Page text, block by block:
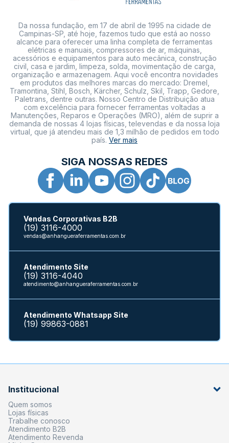
Da nossa fundação, em 17 de abril de 1995 na cidade de
Campinas-SP, até hoje, fazemos tudo que está ao nosso
alcance para oferecer uma linha completa de ferramentas
elétricas e manuais, compressores de ar, máquinas,
acessórios e equipamentos para auto mecânica, construção
civil, casa e jardim, limpeza, solda, movimentação de carga,
organização e armazenagem. Aqui você encontra novidades
em produtos das melhores marcas do mercado: Dremel,
Tramontina, Stihl, Bosch, Kärcher, Schulz, Skil, Trapp, Gedore,
Paletrans, dentre outras. Nosso Centro de Distribuição atua
com excelência para fornecer ferramentas voltadas a
Manutenções, Reparos e Operações (MRO), além de suprir a
demanda de nossas 4 lojas físicas, televendas e da nossa loja
virtual, que já atendeu mais de 1,3 milhão de pedidos em todo
país. Ver mais
SIGA NOSSAS REDES
Vendas Corporativas B2B
(19) 3116-4000
vendas@anhangueraferramentas.com.br
Atendimento Site
(19) 3116-4040
atendimento@anhangueraferramentas.com.br
Atendimento Whatsapp Site
(19) 99863-0881
Institucional
Quem somos
Lojas físicas
Trabalhe conosco
Atendimento B2B
Atendimento Revenda